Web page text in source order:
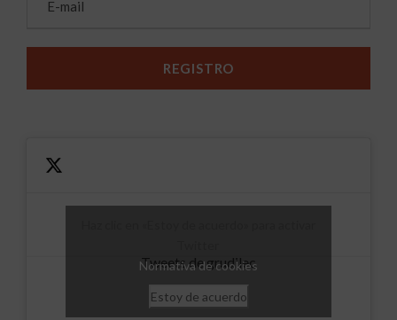
Tweets de grudilec
Normativa de cookies
Estoy de acuerdo